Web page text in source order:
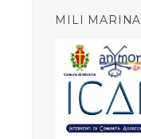
MILI MARINA